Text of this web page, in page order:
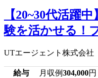
【20~30代活躍
験を活かせる！
UTエージェント株式会社
給与 月収例304,000円